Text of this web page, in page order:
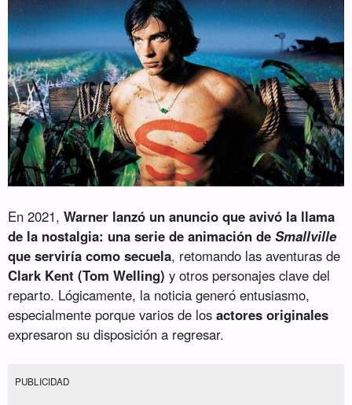
En 2021,Warner lanzó un anuncio que avivó la llama
de la nostalgia: una serie de animación deSmallville
que serviría como secuela, retomando las aventuras de
Clark Kent (Tom Welling) y otros personajes clave del
reparto. Lógicamente, la noticia generó entusiasmo,
especialmente porque varios de losactores originales
expresaron su disposición a regresar.
PUBLICIDAD